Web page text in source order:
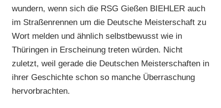
wundern, wenn sich die RSG Gießen BIEHLER auch
im Straßenrennen um die Deutsche Meisterschaft zu
Wort melden und ähnlich selbstbewusst wie in
Thüringen in Erscheinung treten würden. Nicht
zuletzt, weil gerade die Deutschen Meisterschaften in
ihrer Geschichte schon so manche Überraschung
hervorbrachten.